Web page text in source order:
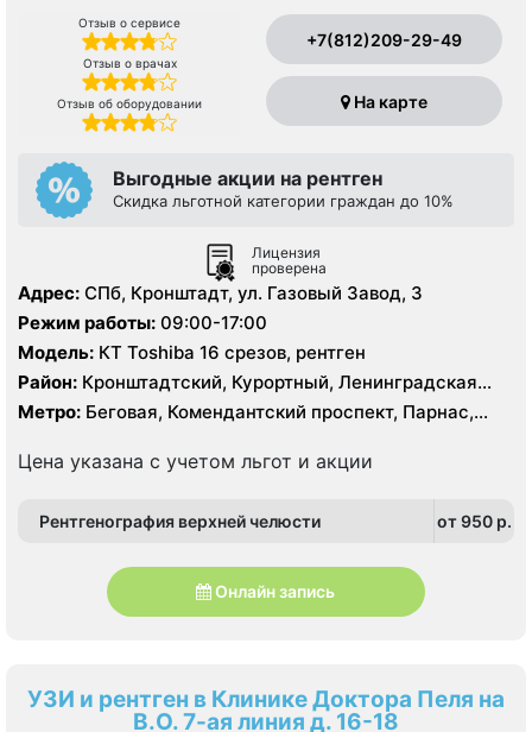
Отзыв о сервисе
Отзыв о врачах
Отзыв об оборудовании
+7(812)209-29-49
На карте
Выгодные акции на рентген
Скидка льготной категории граждан до 10%
Лицензия
проверена
Адрес: СПб, Кронштадт, ул. Газовый Завод, 3
Режим работы: 09:00-17:00
Модель: КТ Toshiba 16 срезов, рентген
Район: Кронштадтский, Курортный, Ленинградская
область, Приморский
Метро: Беговая, Комендантский проспект, Парнас,
Цена указана с учетом льгот и акции
Рентгенография верхней челюсти от 950 p.
Онлайн запись
УЗИ и рентген в Клинике Доктора Пеля на
В.О. 7-ая линия д. 16-18